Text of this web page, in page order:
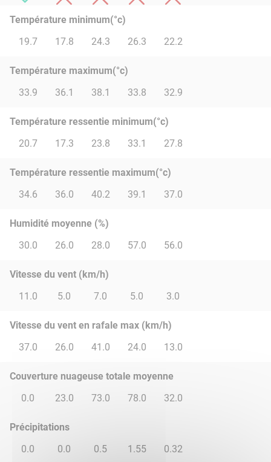
Température minimum(°c)
19.7
17.8 24.3 26.3 22.2
Température maximum(°c)
33.9
36.1 38.1 33.8 32.9
Température ressentie minimum(°c)
20.7
17.3 23.8 33.1 27.8
Température ressentie maximum(°c)
34.6
36.0 40.2 39.1 37.0
Humidité moyenne (%)
30.0
26.0 28.0 57.0 56.0
Vitesse du vent (km/h)
11.0
5.0 7.0 5.0 3.0
Vitesse du vent en rafale max (km/h)
37.0
26.0 41.0 24.0 13.0
Couverture nuageuse totale moyenne
0.0
23.0 73.0 78.0 32.0
Précipitations
0.0
0.0 0.5 1.55 0.32